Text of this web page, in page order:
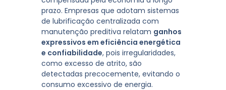
prazo. Empresas que adotam sistemas
de lubrificação centralizada com
manutenção preditiva relatam ganhos
expressivos em eficiência energética
e confiabilidade, pois irregularidades,
como excesso de atrito, são
detectadas precocemente, evitando o
consumo excessivo de energia.